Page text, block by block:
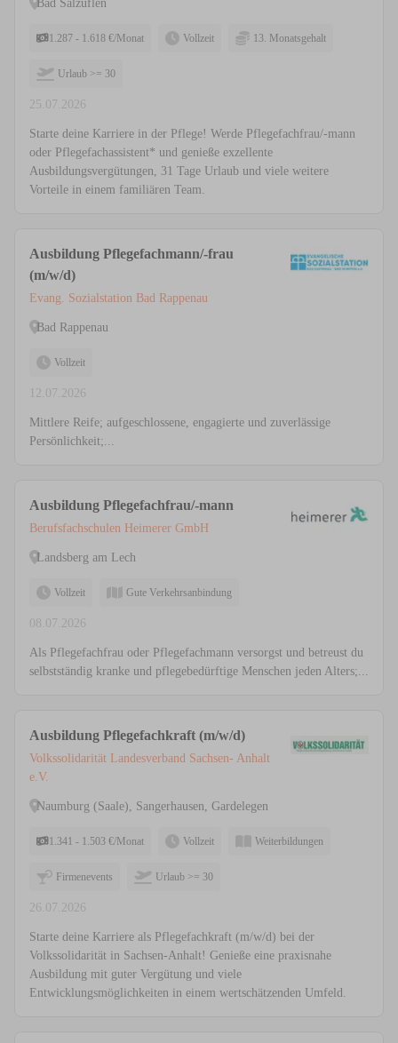
Bad Salzuflen
1.287 - 1.618 €/Monat Vollzeit 13. Monatsgehalt
Urlaub >= 30
25.07.2026
Starte deine Karriere in der Pflege! Werde Pflegefachfrau/-mann
oder Pflegefachassistent* und genieße exzellente
Ausbildungsvergütungen, 31 Tage Urlaub und viele weitere
Vorteile in einem familiären Team.
Ausbildung Pflegefachmann/-frau
(m/w/d)
Evang. Sozialstation Bad Rappenau
Bad Rappenau
Vollzeit
12.07.2026
Mittlere Reife; aufgeschlossene, engagierte und zuverlässige
Persönlichkeit;...
Ausbildung Pflegefachfrau/-mann
Berufsfachschulen Heimerer GmbH
Landsberg am Lech
Vollzeit Gute Verkehrsanbindung
08.07.2026
Als Pflegefachfrau oder Pflegefachmann versorgst und betreust du
selbstständig kranke und pflegebedürftige Menschen jeden Alters;...
Ausbildung Pflegefachkraft (m/w/d)
Volkssolidarität Landesverband Sachsen- Anhalt
e.V.
Naumburg (Saale), Sangerhausen, Gardelegen
1.341 - 1.503 €/Monat Vollzeit Weiterbildungen
Firmenevents Urlaub >= 30
26.07.2026
Starte deine Karriere als Pflegefachkraft (m/w/d) bei der
Volkssolidarität in Sachsen-Anhalt! Genieße eine praxisnahe
Ausbildung mit guter Vergütung und viele
Entwicklungsmöglichkeiten in einem wertschätzenden Umfeld.